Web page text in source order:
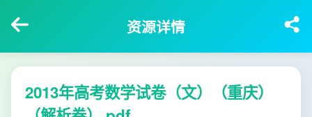
资源详情
2013年高考数学试卷（文）（重庆）